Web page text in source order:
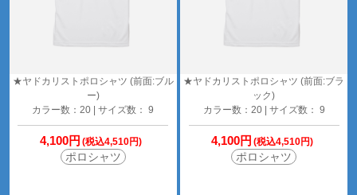
★ヤドカリストポロシャツ (前面:ブル
ー)
カラー数：20 | サイズ数： 9
4,100円 (税込4,510円)
ポロシャツ
★ヤドカリストポロシャツ (前面:ブラ
ック)
カラー数：20 | サイズ数： 9
4,100円 (税込4,510円)
ポロシャツ